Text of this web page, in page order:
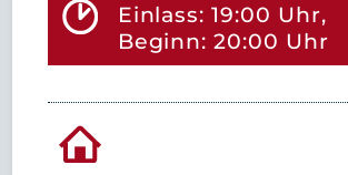
Einlass: 19:00 Uhr,
Beginn: 20:00 Uhr